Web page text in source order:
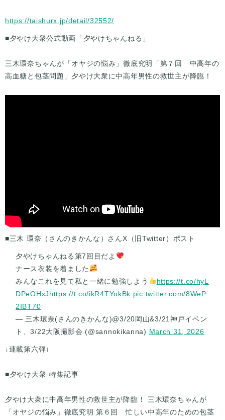
https://taishurx.jp/detail/32552/
■夕やけ大衆公式動画「夕やけちゃんねる」
三木環奈ちゃんが「オヤジの悩み」徹底究明「第７回 中高年の
高血糖と包茎問題」夕やけ大衆に中高年男性の救世主が降臨！
■三木 環奈（さんのきかんな）さんX（旧Twitter）ポスト
夕やけちゃんねる第7回目だよ
ナース衣装を着ました
みんなこれを見て私と一緒に勉強しよう
https://t.co/hyL
DPeOHxJhttps://t.co/ikR4TYokBk pic.twitter.com/8WeP
2IBT70
— 三木環奈(さんのきかんな)@3/20岡山&3/21神戸イベン
ト、3/22大阪撮影会 (@sannokikanna) March 31, 2026
↓連載第六弾↓
■夕やけ大衆-特集記事
夕やけ大衆に中高年男性の救世主が降臨！ 三木環奈ちゃんが
「オヤジの悩み」徹底究明 第６回 忙しい中高年のための包茎